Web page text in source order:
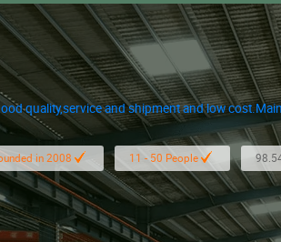
quality,service and shipment and low
in 2008 11 - 50 People